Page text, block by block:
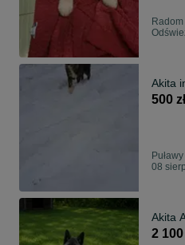
Radom
Akita
500 zł
Puławy
08
Akita
2 100